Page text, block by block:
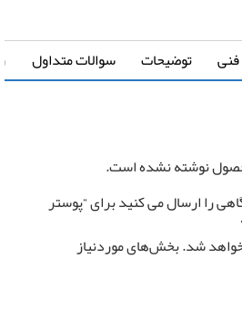
توضیحات سوالات متداول
نوشته نشده است.
ارسال می کنید برای “پوستر
شد.بخش‌های موردنیاز